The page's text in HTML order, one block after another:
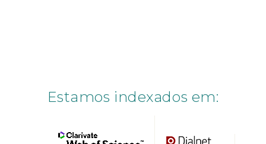
Estamos indexados em: